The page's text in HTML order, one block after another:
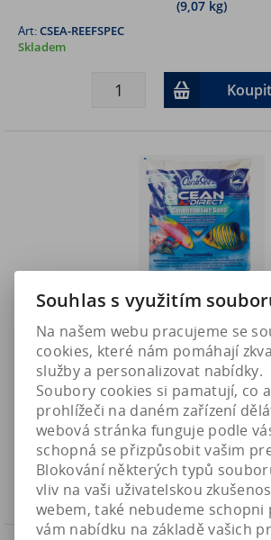
(9,07 kg)
Art:CSEA-REEFSPEC
Skladem
Koupit
CaribSea Ocean Direct - živý
Art:CSEA-OCEANDIR
Skladem
Koupit
Souhlas s využitím
Na našem webu pracujeme se
cookies, které nám pomáhají
služby a personalizovat nabídky.
Soubory cookies si pamatují, co
prohlížeči na daném zařízení
webová stránka funguje podle
schopná se přizpůsobit vašim
Blokování některých typů
vliv na vaši uživatelskou
webem, také nebudeme
vám nabídku na základě vašich